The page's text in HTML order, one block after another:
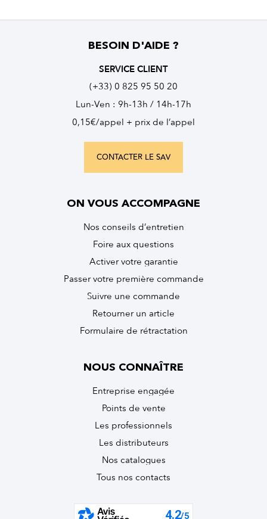
BESOIN D'AIDE ?
SERVICE CLIENT
(+33) 0 825 95 50 20
Lun-Ven : 9h-13h / 14h-17h
0,15€/appel + prix de l’appel
CONTACTER LE SAV
ON VOUS ACCOMPAGNE
Nos conseils d’entretien
Foire aux questions
Activer votre garantie
Passer votre première commande
Suivre une commande
Retourner un article
Formulaire de rétractation
NOUS CONNAÎTRE
Entreprise engagée
Points de vente
Les professionnels
Les distributeurs
Nos catalogues
Tous nos contacts